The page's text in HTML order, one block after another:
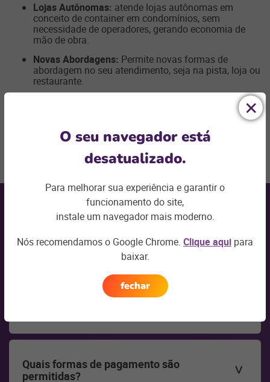
Lojas Autônomas: atende lojas autônomas em
conceito de container em condomínios, sem
necessidade de operadores, gerando economia de
mão de obra.
Novas Abordagens: Permite novas formas de
abordagem no seu atendimento, seja na pista, loja ou
restaurante.
Perguntas Frequentes
sincronizando os dados quando a conexão for
restabelecida, permitindo formas de pagamento que
Quais formas de pagamento são
permitidas?
Próxima
seção
O seu navegador está
desatualizado.
Para melhorar sua experiência e garantir o
funcionamento do site,
instale um navegador mais moderno.
Nós recomendamos o Google Chrome. Clique aqui para
baixar.
fechar